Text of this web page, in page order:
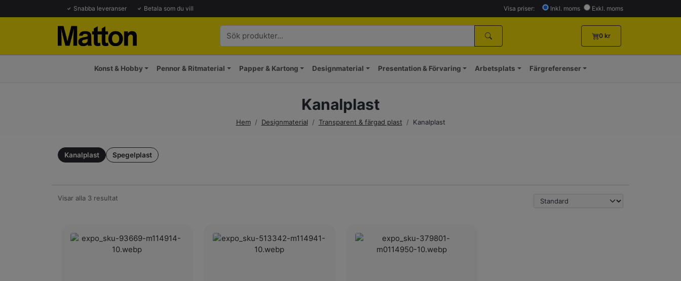
Snabba leveranser Betala som du vill Visa priser: Inkl. moms Exkl. moms
0 kr
Konst & Hobby Pennor & Ritmaterial Papper & Kartong Designmaterial Presentation & Förvaring Arbetsplats Färgreferenser
Kanalplast
Hem / Designmaterial / Transparent & färgad plast / Kanalplast
Kanalplast Spegelplast
Visar alla 3 resultat